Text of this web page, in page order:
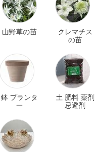
山野草の苗
クレマチス
の苗
鉢 プランタ
ー
土 肥料 薬剤
忌避剤